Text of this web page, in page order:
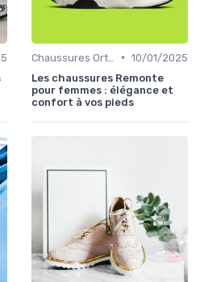
• 10/01/2025
Les chaussures Remonte
pour femmes : élégance et
confort à vos pieds